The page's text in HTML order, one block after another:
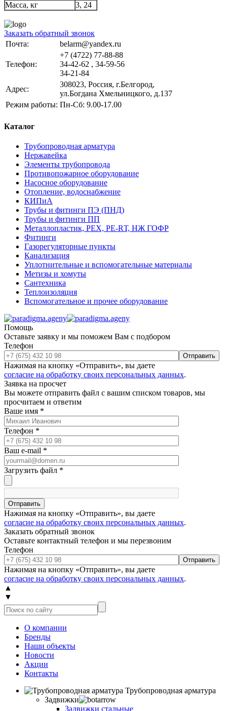
Масса, кг
3, 24
Заказать обратный звонок
Почта:
belarm@yandex.ru
Телефон:
+7 (4722) 77-88-88
34-42-62 , 34-59-56
34-21-84
Адрес:
308023, Россия, г.Белгород,
ул.Богдана Хмельницкого, д.137
Режим работы: Пн-Сб: 9.00-17.00
Каталог
Трубопроводная арматура
Нержавейка
Элементы трубопровода
Противопожарное оборудование
Насосное оборудование
Отопление, водоснабжение
КИПиА
Трубы и фитинги ПЭ (ПНД)
Трубы и фитинги ПП
Металлопластик, РЕХ, РЕ-RТ, НЖ ГОФР
Фитинги
Газорегуляторные пункты
Канализация
Уплотнительные и вспомогательные материалы
Метизы и хомуты
Сантехника
Теплоизоляция
Вспомогательное и прочее оборудование
Помощь
Оставьте заявку и мы поможем Вам с подбором
Телефон
Отправить
Нажимая на кнопку «Отправить», вы даете
согласие на обработку своих персональных данных.
Заявка на просчет
Вы можете отправить файл с вашим списком товаров, мы
просчитаем и ответим
Ваше имя *
Телефон *
Ваш e-mail *
Загрузить файл *
Отправить
Нажимая на кнопку «Отправить», вы даете
согласие на обработку своих персональных данных.
Заказать обратный звонок
Оставьте контактный телефон и мы перезвоним
Телефон
Отправить
Нажимая на кнопку «Отправить», вы даете
согласие на обработку своих персональных данных.
▲
▼
О компании
Бренды
Наши объекты
Новости
Акции
Контакты
Трубопроводная арматура
Задвижки
Задвижки стальные